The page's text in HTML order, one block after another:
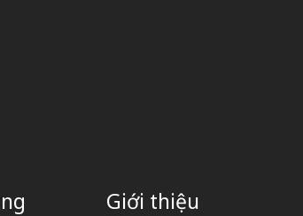
Giới thiệu